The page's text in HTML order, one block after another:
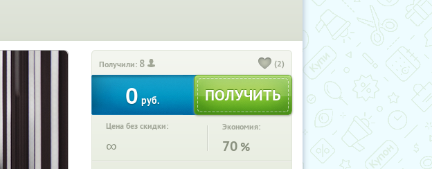
Получили: 8 (2)
0 руб.
Цена без скидки:
∞
Экономия:
70 %